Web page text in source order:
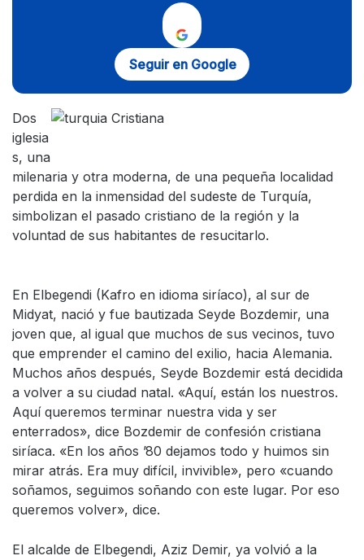
Seguir en Google
Dos
iglesia
s, una
milenaria y otra moderna, de una pequeña localidad
perdida en la inmensidad del sudeste de Turquía,
simbolizan el pasado cristiano de la región y la
voluntad de sus habitantes de resucitarlo.
En Elbegendi (Kafro en idioma siríaco), al sur de
Midyat, nació y fue bautizada Seyde Bozdemir, una
joven que, al igual que muchos de sus vecinos, tuvo
que emprender el camino del exilio, hacia Alemania.
Muchos años después, Seyde Bozdemir está decidida
a volver a su ciudad natal. «Aquí, están los nuestros.
Aquí queremos terminar nuestra vida y ser
enterrados», dice Bozdemir de confesión cristiana
siríaca. «En los años ’80 dejamos todo y huimos sin
mirar atrás. Era muy difícil, invivible», pero «cuando
soñamos, seguimos soñando con este lugar. Por eso
queremos volver», dice.
El alcalde de Elbegendi, Aziz Demir, ya volvió a la